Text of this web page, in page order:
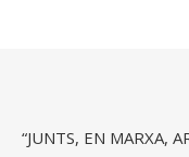
“JUNTS, EN MARXA,